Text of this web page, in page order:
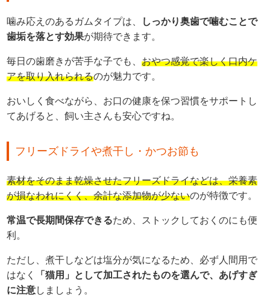
噛み応えのあるガムタイプは、
しっかり奥歯で噛むことで
歯垢を落とす効果が期待できます。
毎日の歯磨きが苦手な子でも、おやつ感覚で楽しく口内ケ
アを取り入れられるのが魅力です。
おいしく食べながら、お口の健康を保つ習慣をサポートし
てあげると、飼い主さんも安心ですね。
フリーズドライや煮干し・かつお節も
素材をそのまま乾燥させたフリーズドライなどは、栄養素
が損なわれにくく、余計な添加物が少ないのが特徴です。
常温で長期間保存できるため、ストックしておくのにも便
利。
ただし、煮干しなどは塩分が気になるため、必ず人間用で
はなく
「猫用」として加工されたものを選んで、あげすぎ
に注意しましょう。